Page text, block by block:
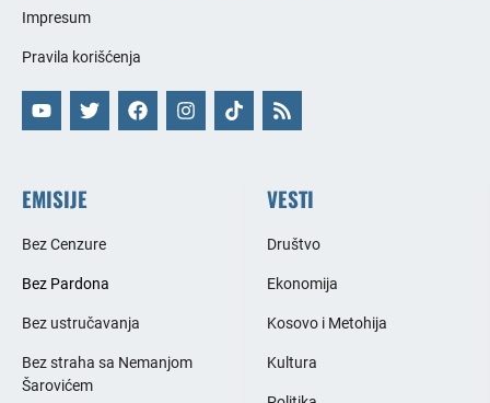
Impresum
Pravila korišćenja
EMISIJE
Bez Cenzure
Bez Pardona
Bez ustručavanja
Bez straha sa Nemanjom
Šarovićem
VESTI
Društvo
Ekonomija
Kosovo i Metohija
Kultura